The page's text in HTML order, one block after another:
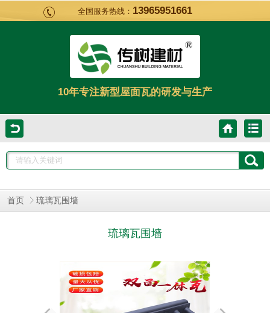
全国服务热线： 13965951661
10年专注新型屋面瓦的研发与生产
首页 琉璃瓦围墙
琉璃瓦围墙